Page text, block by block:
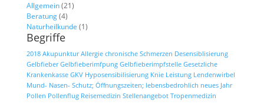
Allgemein(21)
Beratung(4)
Naturheilkunde (1)
Begriffe
2018 Akupunktur Allergie chronische Schmerzen Desensiblisierung
Gelbfieber Gelbfieberimfpung Gelbfieberimpfstelle Gesetzliche
Krankenkasse GKV Hyposensibilisierung Knie Leistung Lendenwirbel
Mund- Nasen- Schutz; Öffnungszeiten; lebensbedrohlich neues Jahr
Pollen Pollenflug Reisemedizin Stellenangebot Tropenmedizin